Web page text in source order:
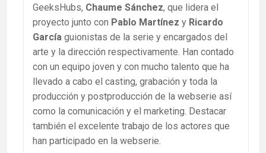
GeeksHubs, Chaume Sánchez, que lidera el
proyecto junto con Pablo Martínez y Ricardo
García guionistas de la serie y encargados del
arte y la dirección respectivamente. Han contado
con un equipo joven y con mucho talento que ha
llevado a cabo el casting, grabación y toda la
producción y postproducción de la webserie así
como la comunicación y el marketing. Destacar
también el excelente trabajo de los actores que
han participado en la webserie.